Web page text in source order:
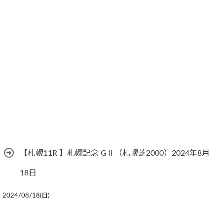
【札幌11R 】札幌記念 GⅡ（札幌芝2000）2024年8月
18日
2024/08/18(日)